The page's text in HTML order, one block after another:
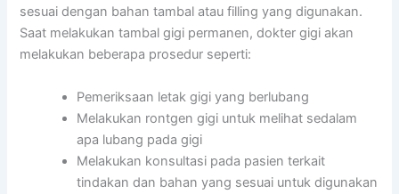
sesuai dengan bahan tambal atau filling yang digunakan.
Saat melakukan tambal gigi permanen, dokter gigi akan
melakukan beberapa prosedur seperti:
Pemeriksaan letak gigi yang berlubang
Melakukan rontgen gigi untuk melihat sedalam
apa lubang pada gigi
Melakukan konsultasi pada pasien terkait
tindakan dan bahan yang sesuai untuk digunakan